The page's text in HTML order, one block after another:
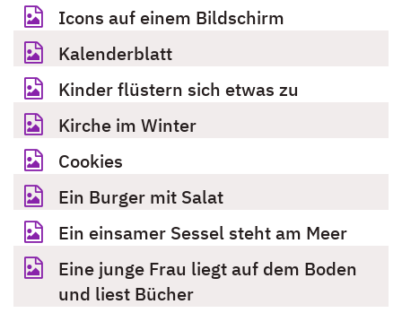
Icons auf einem Bildschirm
Kalenderblatt
Kinder flüstern sich etwas zu
Kirche im Winter
Cookies
Ein Burger mit Salat
Ein einsamer Sessel steht am Meer
Eine junge Frau liegt auf dem Boden
und liest Bücher